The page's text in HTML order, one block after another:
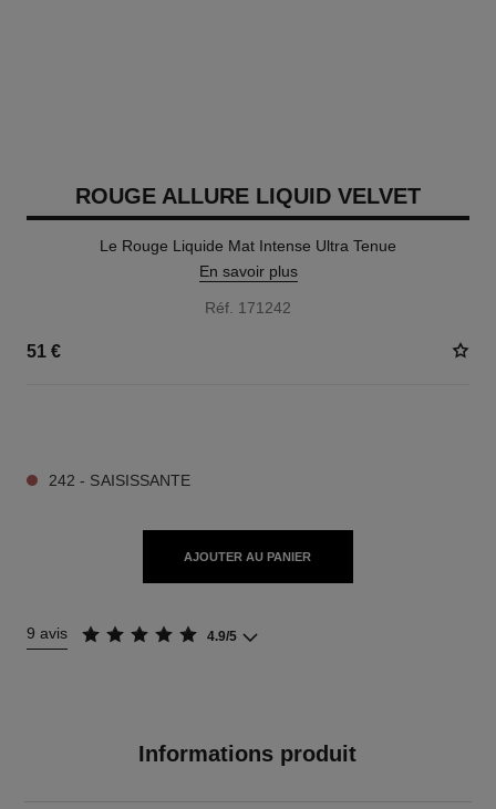
ROUGE ALLURE LIQUID VELVET
Le Rouge Liquide Mat Intense Ultra Tenue
En savoir plus
Réf. 171242
51 €
242 - SAISISSANTE
AJOUTER AU PANIER
9 avis 4.9/5
Informations produit